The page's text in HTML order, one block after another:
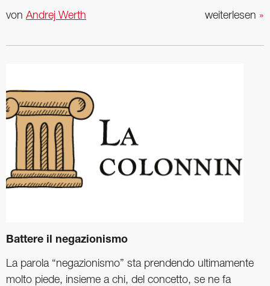
weiterlesen »
von Andrej Werth
Battere il negazionismo
La parola “negazionismo” sta prendendo ultimamente
molto piede, insieme a chi, del concetto, se ne fa